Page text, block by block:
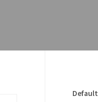
Default